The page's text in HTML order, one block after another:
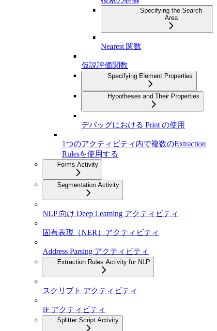
Specifying the Search
Area
Nearest 関数
仮説評価関数
Specifying Element Properties
Hypotheses and Their Properties
デバッグにおける Print の使用
1つのアクティビティ内で複数のExtraction
Rulesを使用する
Forms Activity
Segmentation Activity
NLP 向け Deep Learning アクティビティ
固有表現（NER）アクティビティ
Address Parsing アクティビティ
Extraction Rules Activity for NLP
スクリプト アクティビティ
IF アクティビティ
Splitter Script Activity